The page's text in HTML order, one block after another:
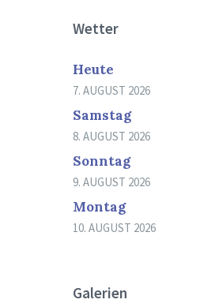
Wetter
Heute
7. AUGUST 2026
Samstag
8. AUGUST 2026
Sonntag
9. AUGUST 2026
Montag
10. AUGUST 2026
Galerien